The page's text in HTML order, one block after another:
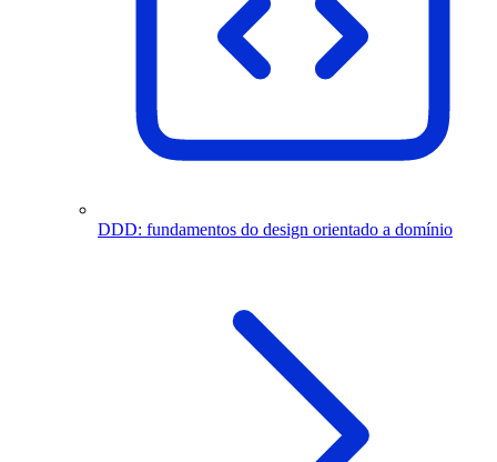
DDD: fundamentos do design orientado a domínio